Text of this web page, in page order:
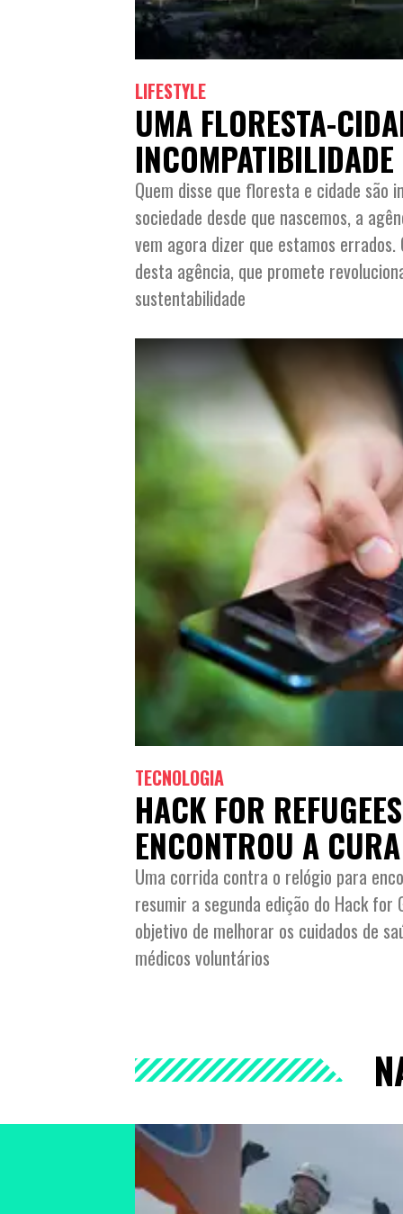
LIFESTYLE
UMA FLORESTA-
INCOMPATIBILIDADE
Quem disse que floresta e cidade são
sociedade desde que nascemos, a
vem agora dizer que estamos
desta agência, que promete
sustentabilidade
TECNOLOGIA
HACK FOR
ENCONTROU A CURA
Uma corrida contra o relógio para
resumir a segunda edição do Hack for
objetivo de melhorar os cuidados de
médicos voluntários